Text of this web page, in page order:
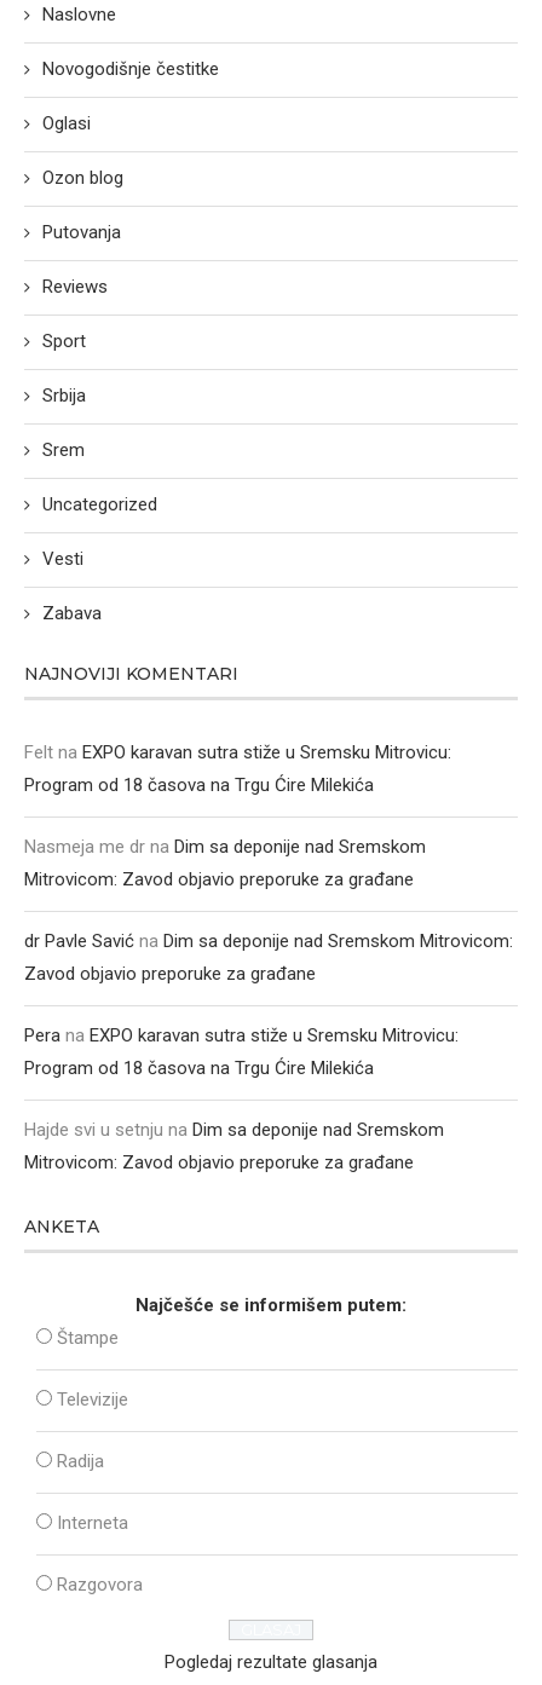
Naslovne
Novogodišnje čestitke
Oglasi
Ozon blog
Putovanja
Reviews
Sport
Srbija
Srem
Uncategorized
Vesti
Zabava
NAJNOVIJI KOMENTARI
Felt na EXPO karavan sutra stiže u Sremsku Mitrovicu:
Program od 18 časova na Trgu Ćire Milekića
Nasmeja me dr na Dim sa deponije nad Sremskom
Mitrovicom: Zavod objavio preporuke za građane
dr Pavle Savić na Dim sa deponije nad Sremskom Mitrovicom:
Zavod objavio preporuke za građane
Pera na EXPO karavan sutra stiže u Sremsku Mitrovicu:
Program od 18 časova na Trgu Ćire Milekića
Hajde svi u setnju na Dim sa deponije nad Sremskom
Mitrovicom: Zavod objavio preporuke za građane
ANKETA
Najčešće se informišem putem:
Štampe
Televizije
Radija
Interneta
Razgovora
Pogledaj rezultate glasanja